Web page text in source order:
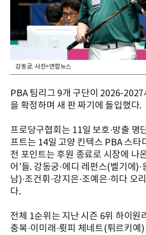
강동궁. 사진=연합뉴스
PBA 팀리그 9개 구단이 2026-
을 확정하며 새 판 짜기에 돌입했다.
프로당구협회는 11일 보호·방출 명
프트는 14일 고양 킨텍스 PBA 스타
전 포인트는 후원 종료로 시장에 나
어'들. 강동궁·에디 레펀스(벨기에
남)·조건휘·강지은·조예은·히다 오
다.
전체 1순위는 지난 시즌 6위 하이원
충복·이미래·륏피 체네트(튀르키예